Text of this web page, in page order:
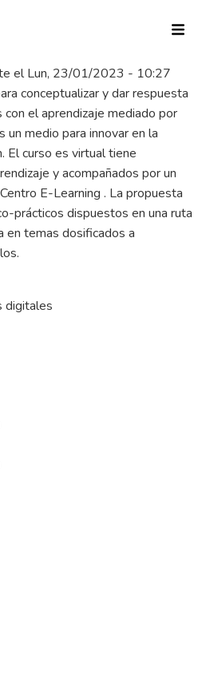
elLun, 23/01/2023 - 10:27
conceptualizar y dar respuesta
el aprendizaje mediado por
medio para innovar en la
El curso es virtual tiene
y acompañados por un
E-Learning . La propuesta
prácticos dispuestos en una ruta
en temas dosificados a
digitales